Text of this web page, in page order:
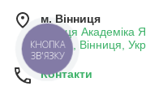
м. Вінниця
вулиця Академіка
21001, Вінниця,
Контакти
КНОПКА
ЗВ'ЯЗКУ